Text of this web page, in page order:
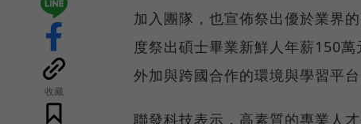
收藏
加入團隊，也宣佈祭出優於業界
度祭出碩士畢業新鮮人年薪150
外加與跨國合作的環境與學習平台
聯發科技表示，高素質的專業人